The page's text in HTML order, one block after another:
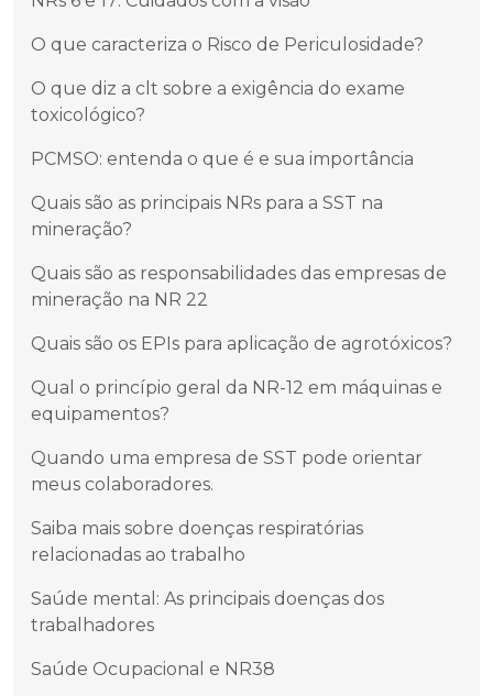
O que caracteriza o Risco de Periculosidade?
O que diz a clt sobre a exigência do exame
toxicológico?
PCMSO: entenda o que é e sua importância
Quais são as principais NRs para a SST na
mineração?
Quais são as responsabilidades das empresas de
mineração na NR 22
Quais são os EPIs para aplicação de agrotóxicos?
Qual o princípio geral da NR-12 em máquinas e
equipamentos?
Quando uma empresa de SST pode orientar
meus colaboradores.
Saiba mais sobre doenças respiratórias
relacionadas ao trabalho
Saúde mental: As principais doenças dos
trabalhadores
Saúde Ocupacional e NR38